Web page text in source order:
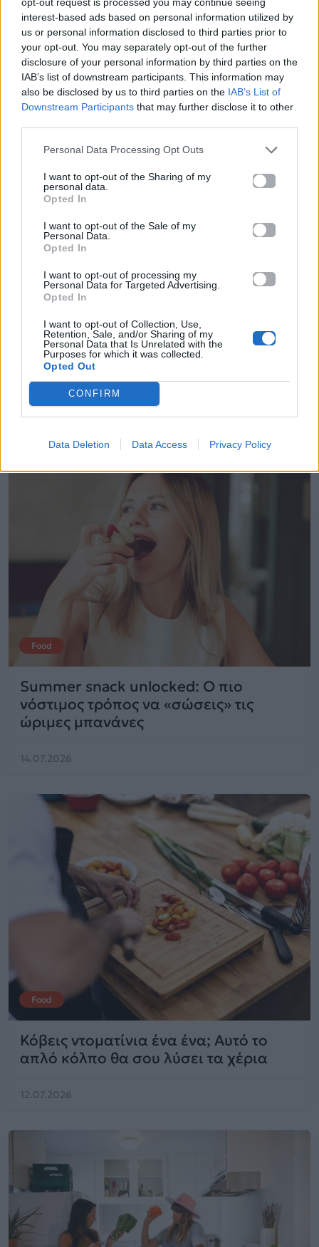
interest-based ads based on personal information utilized by
us or personal information disclosed to third parties prior to
your opt-out. You may separately opt-out of the further
disclosure of your personal information by third parties on the
IAB’s list of downstream participants. This information may
also be disclosed by us to third parties on the IAB’s List of
Downstream Participants that may further disclose it to other
Personal Data Processing Opt Outs
I want to opt-out of the Sharing of my
personal data.
Opted In
I want to opt-out of the Sale of my
Personal Data.
Opted In
I want to opt-out of processing my
Personal Data for Targeted Advertising.
Opted In
I want to opt-out of Collection, Use,
Retention, Sale, and/or Sharing of my
Personal Data that Is Unrelated with the
Purposes for which it was collected.
Opted Out
CONFIRM
Data Deletion Data Access Privacy Policy
κόπο – 4 εύκολα tricks που θα κάνουν
τον καθαρισμό παιχνιδάκι
15.07.2026
Βρήκαμε το πιο εύκολο σπιτικό
παγωτό και έχεις ήδη τα υλικά!
15.07.2026
Food
Summer snack unlocked: Ο πιο
νόστιμος τρόπος να «σώσεις» τις
ώριμες μπανάνες
14.07.2026
Food
Κόβεις ντοματίνια ένα ένα; Αυτό το
απλό κόλπο θα σου λύσει τα χέρια
12.07.2026